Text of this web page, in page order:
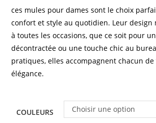
ces mules pour dames sont le choix
confort et style au quotidien. Leur design
à toutes les occasions, que ce soit pour
décontractée ou une touche chic au
pratiques, elles accompagnent chacun de
élégance.
COULEURS Choisir une option